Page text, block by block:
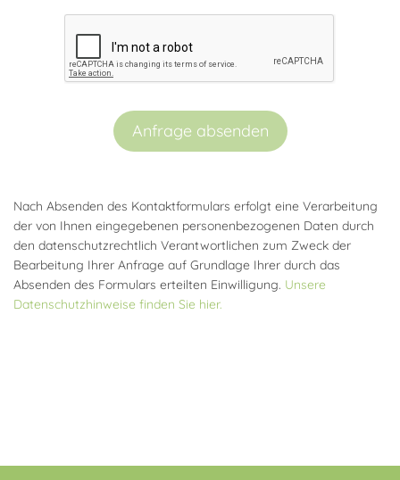
Anfrage absenden
Nach Absenden des Kontaktformulars erfolgt eine Verarbeitung
der von Ihnen eingegebenen personenbezogenen Daten durch
den datenschutzrechtlich Verantwortlichen zum Zweck der
Bearbeitung Ihrer Anfrage auf Grundlage Ihrer durch das
Absenden des Formulars erteilten Einwilligung. Unsere
Datenschutzhinweise finden Sie hier.